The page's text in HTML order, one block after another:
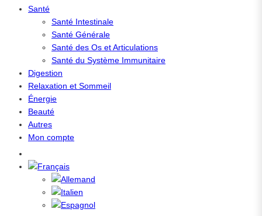
Santé
Santé Intestinale
Santé Générale
Santé des Os et Articulations
Santé du Système Immunitaire
Digestion
Relaxation et Sommeil
Énergie
Beauté
Autres
Mon compte